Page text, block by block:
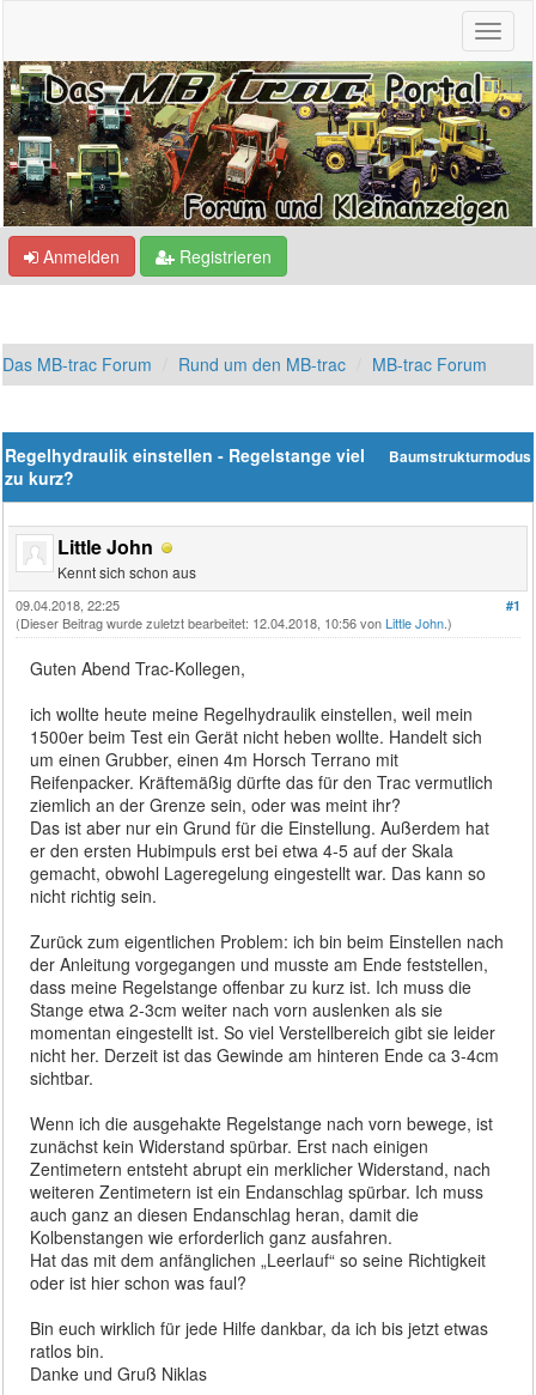
Anmelden Registrieren
Das MB-trac Forum Rund um den MB-trac MB-trac Forum
Baumstrukturmodus
Regelhydraulik einstellen - Regelstange viel
zu kurz?
Little John
Kennt sich schon aus
#1
09.04.2018, 22:25
(Dieser Beitrag wurde zuletzt bearbeitet: 12.04.2018, 10:56 vonLittle John.)
Guten Abend Trac-Kollegen,
ich wollte heute meine Regelhydraulik einstellen, weil mein
1500er beim Test ein Gerät nicht heben wollte. Handelt sich
um einen Grubber, einen 4m Horsch Terrano mit
Reifenpacker. Kräftemäßig dürfte das für den Trac vermutlich
ziemlich an der Grenze sein, oder was meint ihr?
Das ist aber nur ein Grund für die Einstellung. Außerdem hat
er den ersten Hubimpuls erst bei etwa 4-5 auf der Skala
gemacht, obwohl Lageregelung eingestellt war. Das kann so
nicht richtig sein.
Zurück zum eigentlichen Problem: ich bin beim Einstellen nach
der Anleitung vorgegangen und musste am Ende feststellen,
dass meine Regelstange offenbar zu kurz ist. Ich muss die
Stange etwa 2-3cm weiter nach vorn auslenken als sie
momentan eingestellt ist. So viel Verstellbereich gibt sie leider
nicht her. Derzeit ist das Gewinde am hinteren Ende ca 3-4cm
sichtbar.
Wenn ich die ausgehakte Regelstange nach vorn bewege, ist
zunächst kein Widerstand spürbar. Erst nach einigen
Zentimetern entsteht abrupt ein merklicher Widerstand, nach
weiteren Zentimetern ist ein Endanschlag spürbar. Ich muss
auch ganz an diesen Endanschlag heran, damit die
Kolbenstangen wie erforderlich ganz ausfahren.
Hat das mit dem anfänglichen „Leerlauf“ so seine Richtigkeit
oder ist hier schon was faul?
Bin euch wirklich für jede Hilfe dankbar, da ich bis jetzt etwas
ratlos bin.
Danke und Gruß Niklas